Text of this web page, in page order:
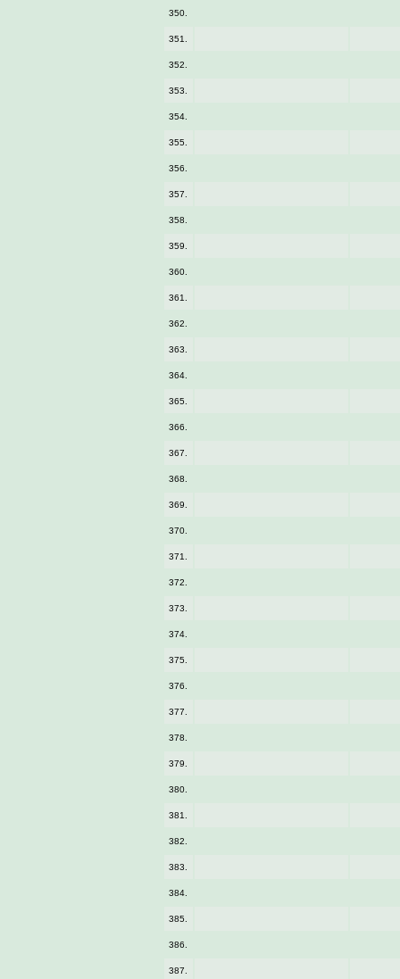
350.
351.
352.
353.
354.
355.
356.
357.
358.
359.
360.
361.
362.
363.
364.
365.
366.
367.
368.
369.
370.
371.
372.
373.
374.
375.
376.
377.
378.
379.
380.
381.
382.
383.
384.
385.
386.
387.